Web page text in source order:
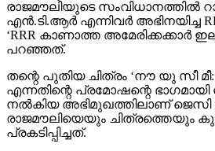
രാജമൗലിയുടെ സംവിധാനത്തില്‍
എന്‍.ടി.ആര്‍ എന്നിവര്‍ അഭിനയിച്ച
‘RRR കാണാത്ത അമേരിക്കക്കാര്‍
പറഞ്ഞത്.
തന്റെ പുതിയ ചിത്രം ‘നൗ യു സീ
എന്നതിന്റെ പ്രമോഷന്റെ
നല്‍കിയ അഭിമുഖത്തിലാണ്
രാജമൗലിയെയും ചിത്രത്തെയും
പ്രകടിപ്പിച്ചത്.